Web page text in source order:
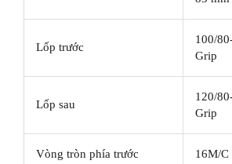
Lốp trước
100/
Grip
Lốp sau
120/
Grip
Vòng tròn phía trước 16M/C